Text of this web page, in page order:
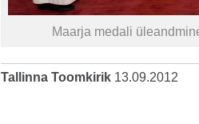
Maarja medali
Tallinna Toomkirik 13.09.2012